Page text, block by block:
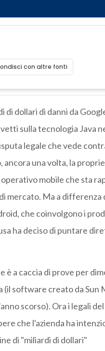
con altre fonti
di dollari di danni da
sulla tecnologia Java
legale che vede
ancora una volta, la
mobile che sta
mercato. Ma a differenza
che coinvolgono i
ha deciso di puntare
è a caccia di prove per
(il software creato da Sun
scorso). Ora i legali
che l'azienda ha
di "miliardi di dollari"